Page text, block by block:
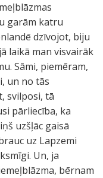
garām katru
dzīvojot, biju
laikā man visvairāk
Sāmi, piemēram,
un no tās
svilposi, tā
pārliecība, ka
uzšļāc gaisā
uz Lapzemi
Un, ja
bērnam